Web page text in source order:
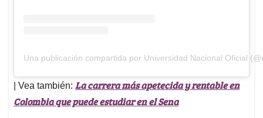
Una publicación compartida por Universidad Nacional Oficial
| Vea también: La carrera más apetecida y rentable en
Colombia que puede estudiar en el Sena